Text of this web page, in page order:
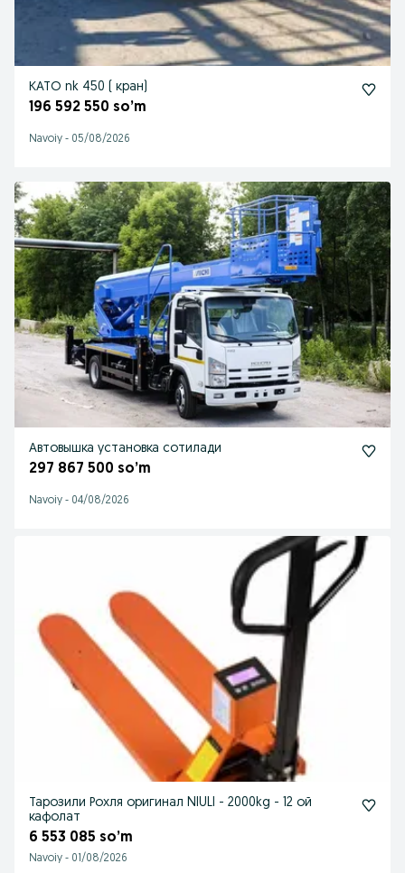
КАТО nk 450 ( кран)
196 592 550 so’m
Navoiy - 05/08/2026
Автовышка установка сотилади
297 867 500 so’m
Navoiy - 04/08/2026
Тарозили Рохля оригинал NIULI - 2000kg - 12 ой
кафолат
6 553 085 so’m
Navoiy - 01/08/2026